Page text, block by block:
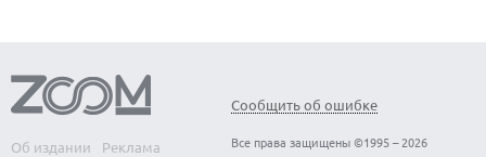
Об издании
Реклама
Сообщить об ошибке
Все права защищены ©1995 – 2026